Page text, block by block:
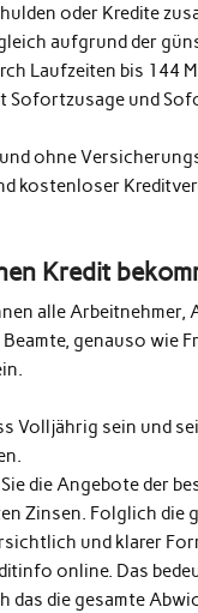
oder Kredite
aufgrund der
Laufzeiten bis 144
Sofortzusage und
ohne
kostenloser
Kredit
alle Arbeitnehmer,
genauso wie
Volljährig sein und
die Angebote der
Zinsen. Folglich die
und klarer
online. Das
das die gesamte